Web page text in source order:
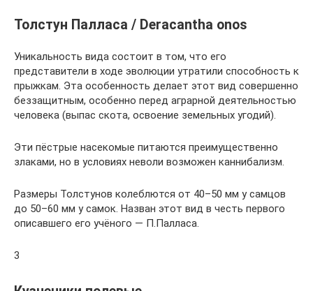
Толстун Палласа / Deracantha onos
Уникальность вида состоит в том, что его
представители в ходе эволюции утратили способность к
прыжкам. Эта особенность делает этот вид совершенно
беззащитным, особенно перед аграрной деятельностью
человека (выпас скота, освоение земельных угодий).
Эти пёстрые насекомые питаются преимущественно
злаками, но в условиях неволи возможен каннибализм.
Размеры Толстунов колеблются от 40–50 мм у самцов
до 50–60 мм у самок. Назван этот вид в честь первого
описавшего его учёного — П.Палласа.
3